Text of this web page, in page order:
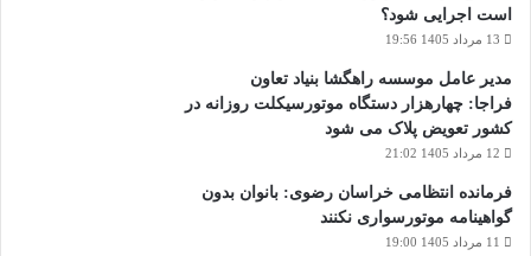
است اجرایی شود؟
13 مرداد 1405 19:56
مدیر عامل موسسه راهگشا بنیاد تعاون
فراجا: چهارهزار دستگاه موتورسیکلت روزانه در
کشور تعویض پلاک می شود
12 مرداد 1405 21:02
فرمانده انتظامی خراسان رضوی: بانوان بدون
گواهینامه موتورسواری نکنند
11 مرداد 1405 19:00